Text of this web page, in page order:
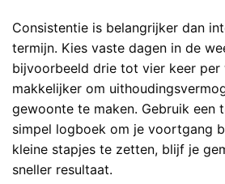
Consistentie is belangrijker dan
termijn. Kies vaste dagen in de
bijvoorbeeld drie tot vier keer per
makkelijker om
gewoonte te maken. Gebruik een
simpel logboek om je voortgang
kleine stapjes te zetten, blijf je
sneller resultaat.